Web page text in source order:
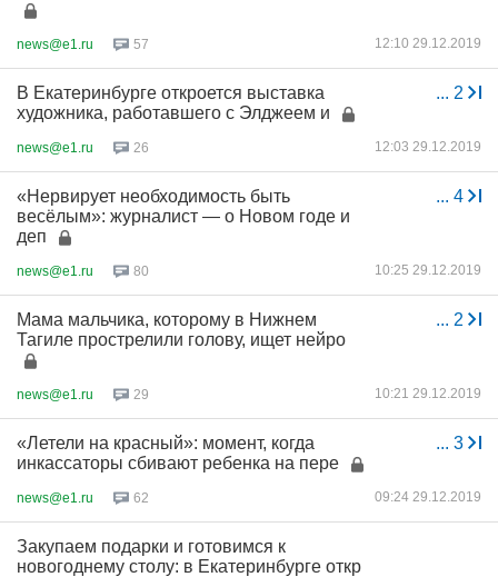
news@e1.ru 57 12:10 29.12.2019
... 2
В Екатеринбурге откроется выставка
художника, работавшего с Элджеем и
news@e1.ru 26 12:03 29.12.2019
... 4
«Нервирует необходимость быть
весёлым»: журналист — о Новом годе и
деп
news@e1.ru 80 10:25 29.12.2019
... 2
Мама мальчика, которому в Нижнем
Тагиле прострелили голову, ищет нейро
news@e1.ru 29 10:21 29.12.2019
... 3
«Летели на красный»: момент, когда
инкассаторы сбивают ребенка на пере
news@e1.ru 62 09:24 29.12.2019
Закупаем подарки и готовимся к
новогоднему столу: в Екатеринбурге откр